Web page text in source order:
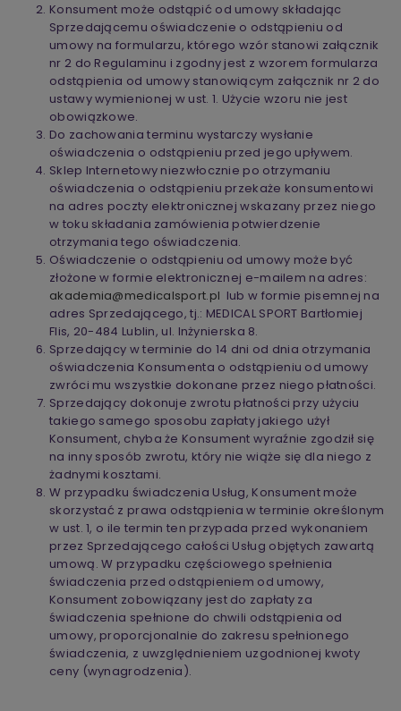
Konsument może odstąpić od umowy składając
Sprzedającemu oświadczenie o odstąpieniu od
umowy na formularzu, którego wzór stanowi załącznik
nr 2 do Regulaminu i zgodny jest z wzorem formularza
odstąpienia od umowy stanowiącym załącznik nr 2 do
ustawy wymienionej w ust. 1. Użycie wzoru nie jest
obowiązkowe.
Do zachowania terminu wystarczy wysłanie
oświadczenia o odstąpieniu przed jego upływem.
Sklep Internetowy niezwłocznie po otrzymaniu
oświadczenia o odstąpieniu przekaże konsumentowi
na adres poczty elektronicznej wskazany przez niego
w toku składania zamówienia potwierdzenie
otrzymania tego oświadczenia.
Oświadczenie o odstąpieniu od umowy może być
złożone w formie elektronicznej e-mailem na adres:
akademia@medicalsport.pl lub w formie pisemnej na
adres Sprzedającego, tj.: MEDICAL SPORT Bartłomiej
Flis, 20-484 Lublin, ul. Inżynierska 8.
Sprzedający w terminie do 14 dni od dnia otrzymania
oświadczenia Konsumenta o odstąpieniu od umowy
zwróci mu wszystkie dokonane przez niego płatności.
Sprzedający dokonuje zwrotu płatności przy użyciu
takiego samego sposobu zapłaty jakiego użył
Konsument, chyba że Konsument wyraźnie zgodził się
na inny sposób zwrotu, który nie wiąże się dla niego z
żadnymi kosztami.
W przypadku świadczenia Usług, Konsument może
skorzystać z prawa odstąpienia w terminie określonym
w ust. 1, o ile termin ten przypada przed wykonaniem
przez Sprzedającego całości Usług objętych zawartą
umową. W przypadku częściowego spełnienia
świadczenia przed odstąpieniem od umowy,
Konsument zobowiązany jest do zapłaty za
świadczenia spełnione do chwili odstąpienia od
umowy, proporcjonalnie do zakresu spełnionego
świadczenia, z uwzględnieniem uzgodnionej kwoty
ceny (wynagrodzenia).